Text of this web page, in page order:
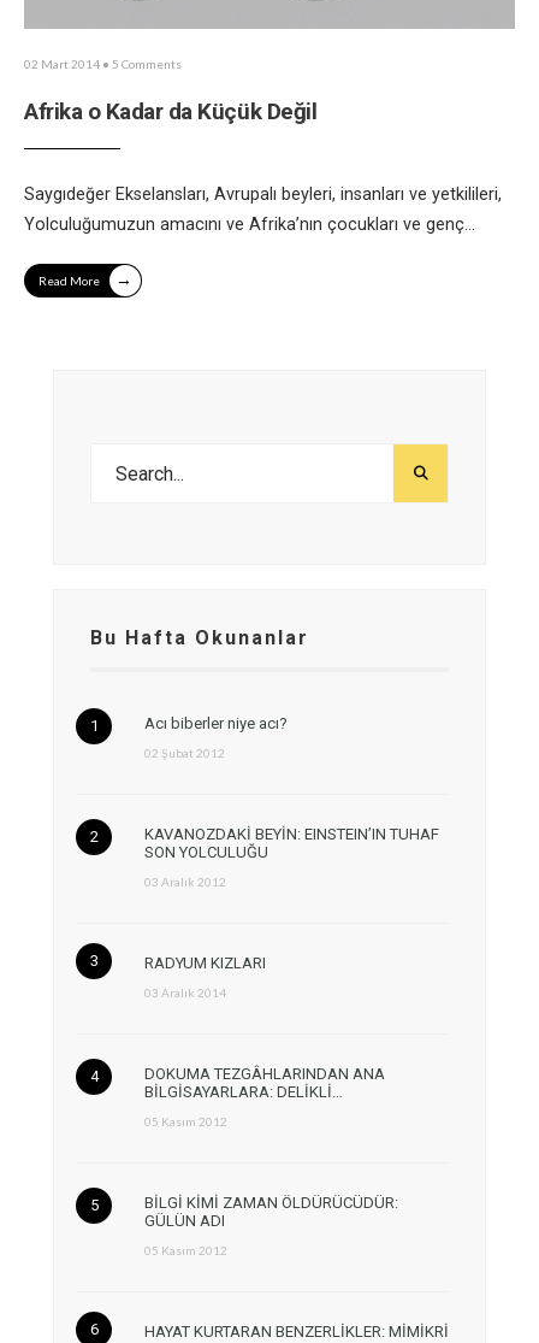
02 Mart 2014 • 5 Comments
Afrika o Kadar da Küçük Değil
Saygıdeğer Ekselansları, Avrupalı beyleri, insanları ve yetkilileri,
Yolculuğumuzun amacını ve Afrika’nın çocukları ve genç...
Read More →
Bu Hafta Okunanlar
Acı biberler niye acı?
02 Şubat 2012
KAVANOZDAKİ BEYİN: EINSTEIN’IN TUHAF
SON YOLCULUĞU
03 Aralık 2012
RADYUM KIZLARI
03 Aralık 2014
DOKUMA TEZGÂHLARINDAN ANA
BİLGİSAYARLARA: DELİKLİ…
05 Kasım 2012
BİLGİ KİMİ ZAMAN ÖLDÜRÜCÜDÜR:
GÜLÜN ADI
05 Kasım 2012
HAYAT KURTARAN BENZERLİKLER: MİMİKRİ